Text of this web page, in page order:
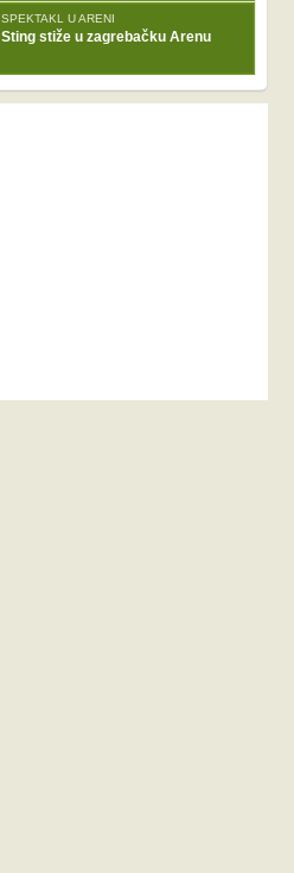
SPEKTAKL U ARENI
Sting stiže u zagrebačku Arenu